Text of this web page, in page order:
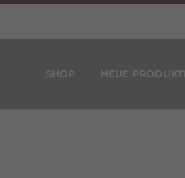
SHOP NEUE